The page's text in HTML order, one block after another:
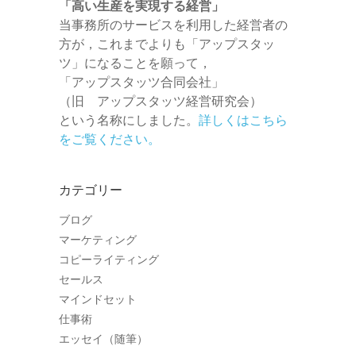
「高い生産を実現する経営」
当事務所のサービスを利用した経営者の
方が，これまでよりも「アップスタッ
ツ」になることを願って，
「アップスタッツ合同会社」
（旧 アップスタッツ経営研究会）
という名称にしました。 詳しくはこちら
をご覧ください。
カテゴリー
ブログ
マーケティング
コピーライティング
セールス
マインドセット
仕事術
エッセイ（随筆）